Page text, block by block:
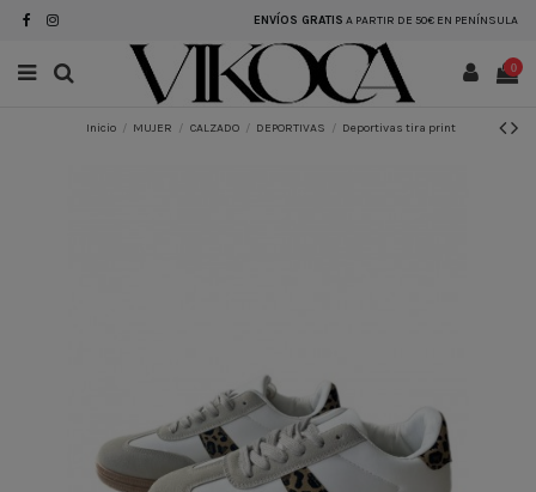
ENVÍOS GRATIS A PARTIR DE 50€ EN PENÍNSULA
0
Inicio MUJER CALZADO DEPORTIVAS Deportivas tira print